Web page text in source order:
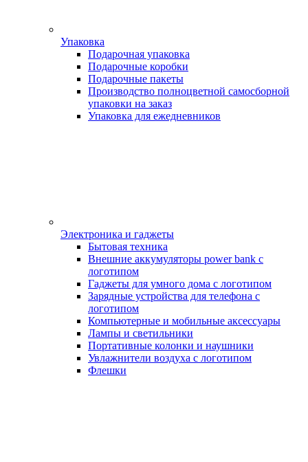
Упаковка
Подарочная упаковка
Подарочные коробки
Подарочные пакеты
Производство полноцветной самосборной
упаковки на заказ
Упаковка для ежедневников
Электроника и гаджеты
Бытовая техника
Внешние аккумуляторы power bank с
логотипом
Гаджеты для умного дома с логотипом
Зарядные устройства для телефона с
логотипом
Компьютерные и мобильные аксессуары
Лампы и светильники
Портативные колонки и наушники
Увлажнители воздуха с логотипом
Флешки